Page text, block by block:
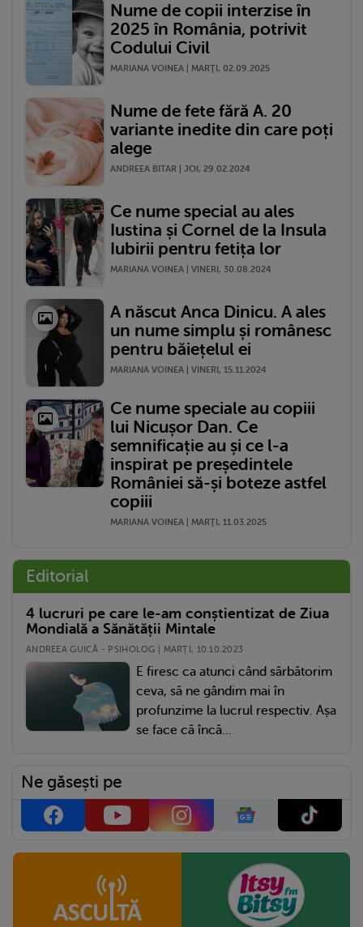
Nume de copii interzise în
2025 în România, potrivit
Codului Civil
MARIANA VOINEA | MARŢI, 02.09.2025
Nume de fete fără A. 20
variante inedite din care poți
alege
ANDREEA BITAR | JOI, 29.02.2024
Ce nume special au ales
Iustina și Cornel de la Insula
Iubirii pentru fetița lor
MARIANA VOINEA | VINERI, 30.08.2024
A născut Anca Dinicu. A ales
un nume simplu și românesc
pentru băiețelul ei
MARIANA VOINEA | VINERI, 15.11.2024
Ce nume speciale au copiii
lui Nicușor Dan. Ce
semnificație au și ce l-a
inspirat pe președintele
României să-și boteze astfel
copiii
MARIANA VOINEA | MARŢI, 11.03.2025
Editorial
4 lucruri pe care le-am conștientizat de Ziua
Mondială a Sănătății Mintale
ANDREEA GUICĂ - PSIHOLOG | MARŢI, 10.10.2023
E firesc ca atunci când sărbătorim
ceva, să ne gândim mai în
profunzime la lucrul respectiv. Așa
se face că încă...
Ne găsești pe